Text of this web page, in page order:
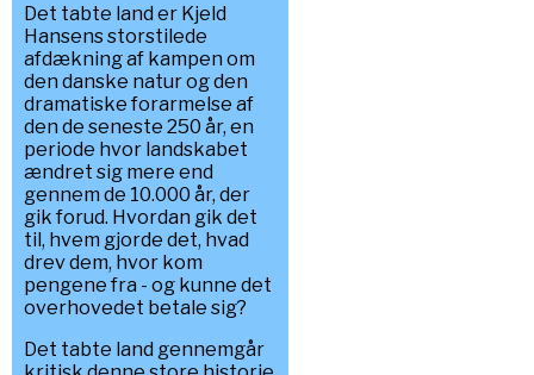
Det tabte land er Kjeld
Hansens storstilede
afdækning af kampen om
den danske natur og den
dramatiske forarmelse af
den de seneste 250 år, en
periode hvor landskabet
ændret sig mere end
gennem de 10.000 år, der
gik forud. Hvordan gik det
til, hvem gjorde det, hvad
drev dem, hvor kom
pengene fra - og kunne det
overhovedet betale sig?
Det tabte land gennemgår